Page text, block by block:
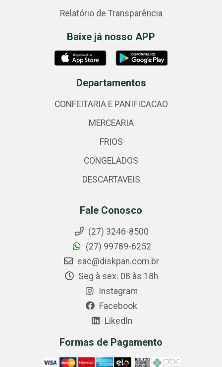
Relatório de Transparência
Baixe já nosso APP
Departamentos
CONFEITARIA E PANIFICACAO
MERCEARIA
FRIOS
CONGELADOS
DESCARTAVEIS
Fale Conosco
(27) 3246-8500
(27) 99789-6252
sac@diskpan.com.br
Seg à sex. 08 às 18h
Instagram
Facebook
LikedIn
Formas de Pagamento